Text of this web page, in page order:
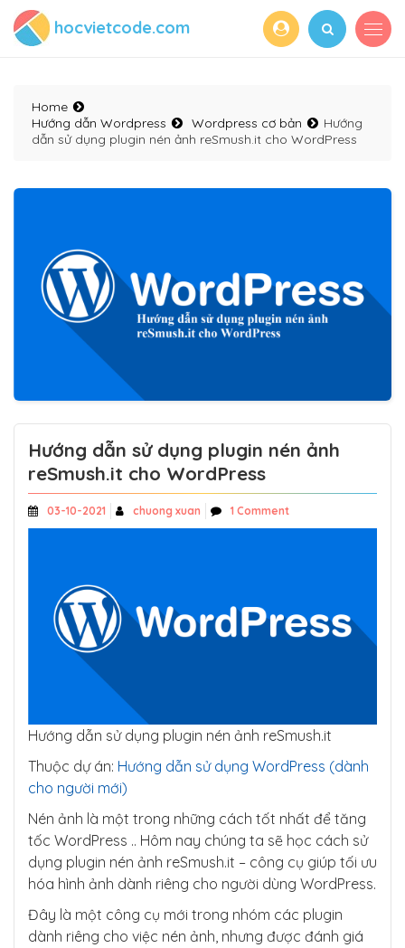
hocvietcode.com
Home
Hướng dẫn Wordpress
Wordpress cơ bản
Hướng
dẫn sử dụng plugin nén ảnh reSmush.it cho WordPress
Hướng dẫn sử dụng plugin nén ảnh
reSmush.it cho WordPress
03-10-2021 chuong xuan 1 Comment
Hướng dẫn sử dụng plugin nén ảnh reSmush.it
Thuộc dự án: Hướng dẫn sử dụng WordPress (dành
cho người mới)
Nén ảnh là một trong những cách tốt nhất để tăng
tốc WordPress .. Hôm nay chúng ta sẽ học cách sử
dụng plugin nén ảnh reSmush.it – ​​công cụ giúp tối ưu
hóa hình ảnh dành riêng cho người dùng WordPress.
Đây là một công cụ mới trong nhóm các plugin
dành riêng cho việc nén ảnh, nhưng được đánh giá